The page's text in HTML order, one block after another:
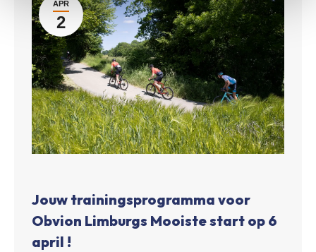
APR
2
Jouw trainingsprogramma voor
Obvion Limburgs Mooiste start op 6
april !